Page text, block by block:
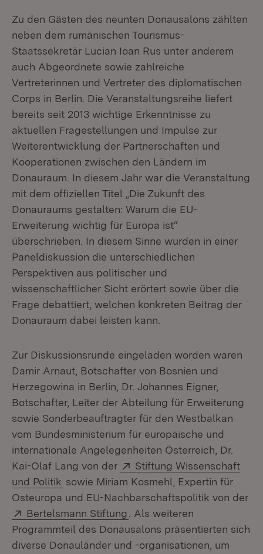
Zu den Gästen des neunten Donausalons zählten
neben dem rumänischen Tourismus-
Staatssekretär Lucian Ioan Rus unter anderem
auch Abgeordnete sowie zahlreiche
Vertreterinnen und Vertreter des diplomatischen
Corps in Berlin. Die Veranstaltungsreihe liefert
bereits seit 2013 wichtige Erkenntnisse zu
aktuellen Fragestellungen und Impulse zur
Weiterentwicklung der Partnerschaften und
Kooperationen zwischen den Ländern im
Donauraum. In diesem Jahr war die Veranstaltung
mit dem offiziellen Titel „Die Zukunft des
Donauraums gestalten: Warum die EU-
Erweiterung wichtig für Europa ist“
überschrieben. In diesem Sinne wurden in einer
Paneldiskussion die unterschiedlichen
Perspektiven aus politischer und
wissenschaftlicher Sicht erörtert sowie über die
Frage debattiert, welchen konkreten Beitrag der
Donauraum dabei leisten kann.
Zur Diskussionsrunde eingeladen worden waren
Damir Arnaut, Botschafter von Bosnien und
Herzegowina in Berlin, Dr. Johannes Eigner,
Botschafter, Leiter der Abteilung für Erweiterung
sowie Sonderbeauftragter für den Westbalkan
vom Bundesministerium für europäische und
internationale Angelegenheiten Österreich, Dr.
Kai-Olaf Lang von der
Extern:
Stiftung Wissenschaft
und Politik (Öffnet in neuem Fenster)
sowie Miriam Kosmehl, Expertin für
Osteuropa und EU-Nachbarschaftspolitik von der
Extern:
Bertelsmann Stiftung (Öffnet in neuem Fenster)
. Als weiteren
Programmteil des Donausalons präsentierten sich
diverse Donauländer und -organisationen, um